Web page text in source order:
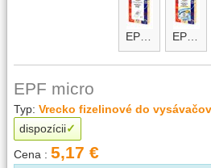
EP-BAG EP-BAG-micro
EPF micro
Typ: Vrecko fizelinové do vysávačov
dispozícii
Cena : 5,17 €